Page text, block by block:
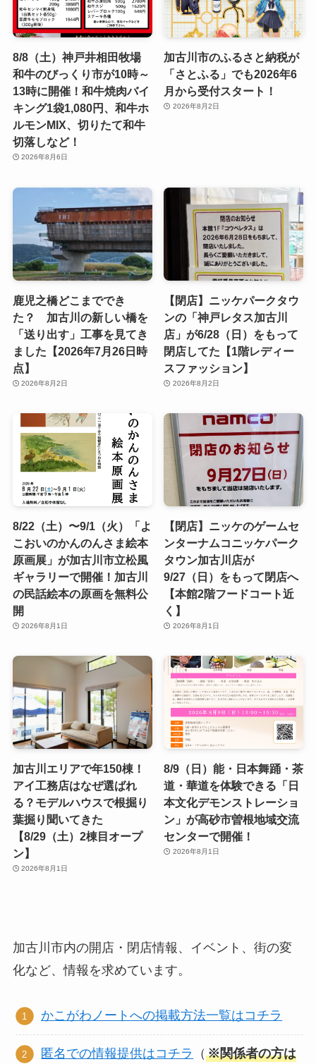
8/8（土）神戸井相田牧場
和牛のびっくり市が10時～
13時に開催！和牛焼肉バイ
キング1袋1,080円、和牛ホ
ルモンMIX、切りたて和牛
切落しなど！
2026年8月6日
加古川市のふるさと納税が
「さとふる」でも2026年6
月から受付スタート！
2026年8月2日
鹿児之橋どこまででき
た？ 加古川の新しい橋を
「送り出す」工事を見てき
ました【2026年7月26日時
点】
2026年8月2日
【閉店】ニッケパークタウ
ンの「神戸レタス加古川
店」が6/28（日）をもって
閉店してた【1階レディー
スファッション】
2026年8月2日
8/22（土）〜9/1（火）「よ
こおいのかんのんさま絵本
原画展」が加古川市立松風
ギャラリーで開催！加古川
の民話絵本の原画を無料公
開
2026年8月1日
【閉店】ニッケのゲームセ
ンターナムコニッケパーク
タウン加古川店が
9/27（日）をもって閉店へ
【本館2階フードコート近
く】
2026年8月1日
加古川エリアで年150棟！
アイ工務店はなぜ選ばれ
る？モデルハウスで根掘り
葉掘り聞いてきた
【8/29（土）2棟目オープ
ン】
2026年8月1日
8/9（日）能・日本舞踊・茶
道・華道を体験できる「日
本文化デモンストレーショ
ン」が高砂市曽根地域交流
センターで開催！
2026年8月1日
加古川市内の開店・閉店情報、イベント、街の変
化など、情報を求めています。
かこがわノートへの掲載方法一覧はコチラ
匿名での情報提供はコチラ （※関係者の方は